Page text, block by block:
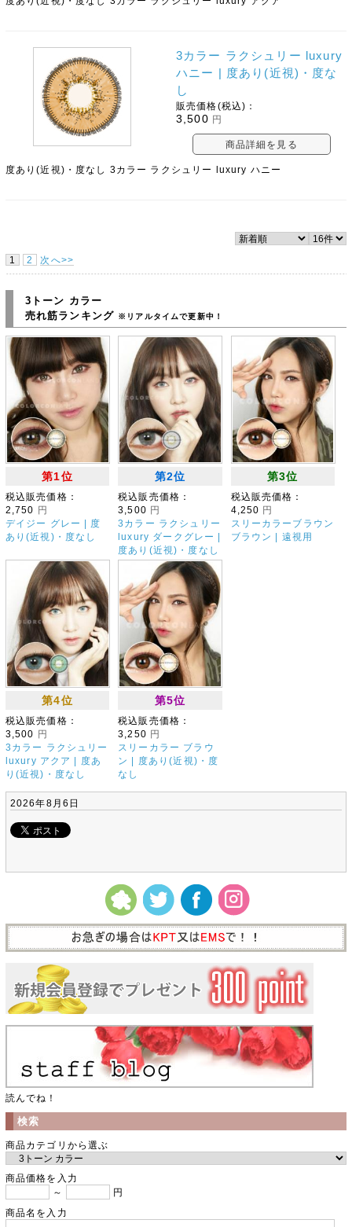
3カラー ラクシュリー luxury
ハニー | 度あり(近視)・度な
し
販売価格(税込)：
3,500 円
商品詳細を見る
度あり(近視)・度なし 3カラー ラクシュリー luxury ハニー
1 2 次へ>>
3トーン カラー
売れ筋ランキング ※リアルタイムで更新中！
第1位
税込販売価格：
2,750
円
デイジー グレー | 度
あり(近視)・度なし
第2位
税込販売価格：
3,500 円
3カラー ラクシュリー
luxury ダークグレー |
度あり(近視)・度なし
第3位
税込販売価格：
4,250 円
スリーカラーブラウン
ブラウン | 遠視用
第4位
税込販売価格：
3,500
円
3カラー ラクシュリー
luxury アクア | 度あ
り(近視)・度なし
第5位
税込販売価格：
3,250 円
スリーカラー ブラウ
ン | 度あり(近視)・度
なし
2026年8月6日
読んでね！
検索
商品カテゴリから選ぶ
商品価格を入力
～
円
商品名を入力